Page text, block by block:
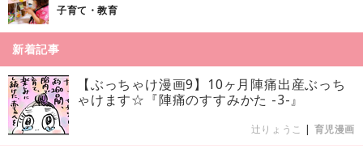
子育て・教育
新着記事
【ぶっちゃけ漫画9】10ヶ月陣痛出産ぶっち
ゃけます☆『陣痛のすすみかた -3-』
辻りょうこ | 育児漫画